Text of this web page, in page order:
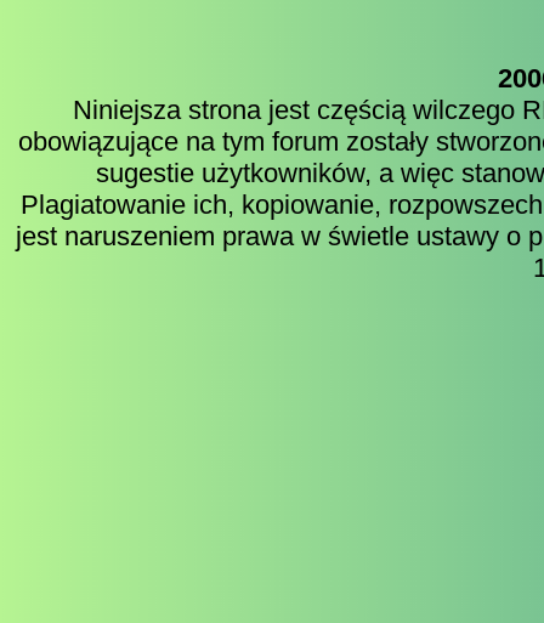
Niniejsza strona jest częścią wilczego
obowiązujące na tym forum zostały
sugestie użytkowników, a więc
Plagiatowanie ich, kopiowanie,
jest naruszeniem prawa w świetle ustawy o